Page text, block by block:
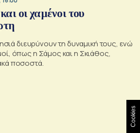
οι χαμένοι του
διευρύνουν τη δυναμική τους, ενώ
όπως η Σάμος και η Σκιάθος,
ποσοστά.
Cookies